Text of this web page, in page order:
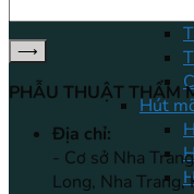
Hút
PHẪU THUẬT THẨM
Địa chỉ:
- Cơ sở Nha
Long, Nha Trang,